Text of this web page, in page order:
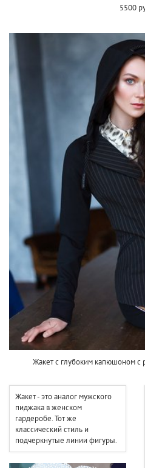
5500
Жакет с глубоким капюшоном с
Жакет - это аналог мужского
пиджака в женском
гардеробе. Тот же
классический стиль и
подчеркнутые линии фигуры.